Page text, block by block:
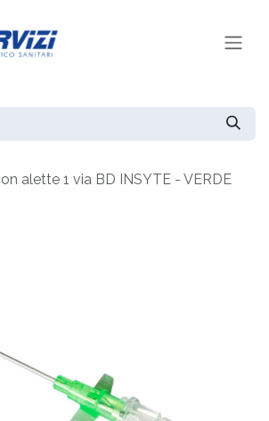
alette 1 via BD INSYTE - VERDE